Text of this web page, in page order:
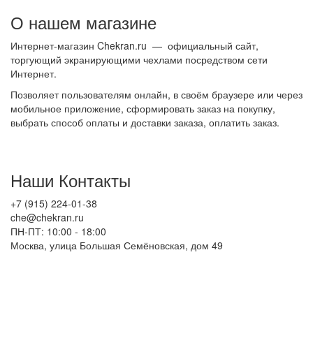
О нашем магазине
Интернет-магазин Chekran.ru — официальный сайт,
торгующий экранирующими чехлами посредством сети
Интернет.
Позволяет пользователям онлайн, в своём браузере или через
мобильное приложение, сформировать заказ на покупку,
выбрать способ оплаты и доставки заказа, оплатить заказ.
Наши Контакты
+7 (915) 224-01-38
che@chekran.ru
ПН-ПТ: 10:00 - 18:00
Москва, улица Большая Семёновская, дом 49